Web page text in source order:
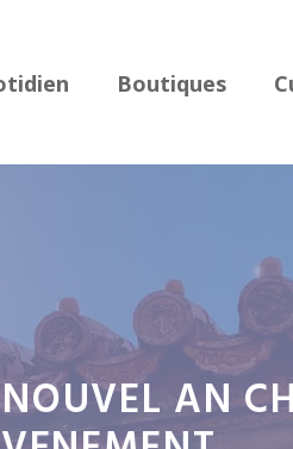
Boutiques
AN